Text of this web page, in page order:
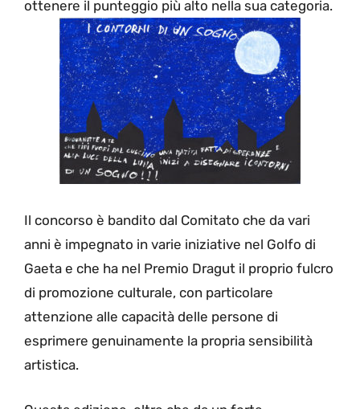
ottenere il punteggio più alto nella sua categoria.
Il concorso è bandito dal Comitato che da vari
anni è impegnato in varie iniziative nel Golfo di
Gaeta e che ha nel Premio Dragut il proprio fulcro
di promozione culturale, con particolare
attenzione alle capacità delle persone di
esprimere genuinamente la propria sensibilità
artistica.